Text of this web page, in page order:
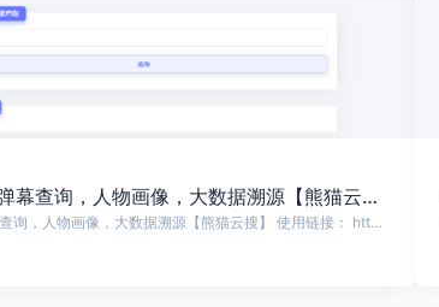
B站直播间，弹幕查询，人物画像，大数据溯源【熊猫云搜】
B站直播间，弹幕查询，人物画像，大数据溯源【熊猫云搜】 使用链接： https://tool.panda.tw/bili_livedanmu https://home.panda.tw/ 在当今直播娱乐盛行的时代，弹幕已成为B站（哔哩哔哩）直播互动的重要方式。实时弹幕不仅让观众表达情感、分享观点，也为主播营造出热烈的互动氛围。然而，随着直播弹幕数量...